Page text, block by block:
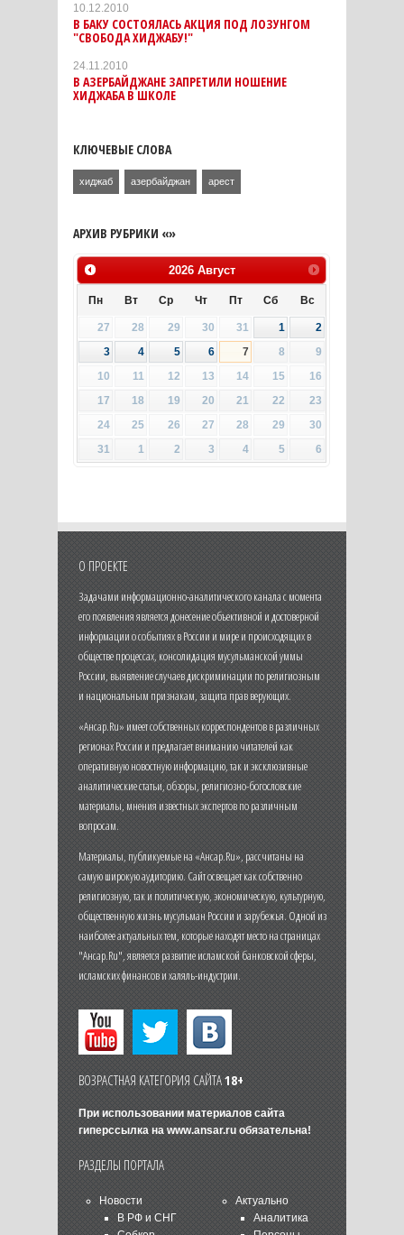
10.12.2010
В БАКУ СОСТОЯЛАСЬ АКЦИЯ ПОД ЛОЗУНГОМ
"СВОБОДА ХИДЖАБУ!"
24.11.2010
В АЗЕРБАЙДЖАНЕ ЗАПРЕТИЛИ НОШЕНИЕ
ХИДЖАБА В ШКОЛЕ
КЛЮЧЕВЫЕ СЛОВА
хиджаб азербайджан арест
АРХИВ РУБРИКИ «»
2026 Август
Пн Вт Ср Чт Пт Сб Вс
27 28 29 30 31 1
2
3
4 5 6 7 8
9
10
11 12 13 14 15
16
17
18 19 20 21 22
23
24
25 26 27 28 29
30
31
1 2 3 4 5 6
О ПРОЕКТЕ
Задачами информационно-аналитического канала с момента
его появления является донесение объективной и достоверной
информации о событиях в России и мире и происходящих в
обществе процессах, консолидация мусульманской уммы
России, выявление случаев дискриминации по религиозным
и национальным признакам, защита прав верующих.
«Ансар.Ru» имеет собственных корреспондентов в различных
регионах России и предлагает вниманию читателей как
оперативную новостную информацию, так и эксклюзивные
аналитические статьи, обзоры, религиозно-богословские
материалы, мнения известных экспертов по различным
вопросам.
Материалы, публикуемые на «Ансар.Ru», рассчитаны на
самую широкую аудиторию. Сайт освещает как собственно
религиозную, так и политическую, экономическую, культурную,
общественную жизнь мусульман России и зарубежья. Одной из
наиболее актуальных тем, которые находят место на страницах
"Ансар.Ru", является развитие исламской банковской сферы,
исламских финансов и халяль-индустрии.
ВОЗРАСТНАЯ КАТЕГОРИЯ САЙТА18+
При использовании материалов сайта
гиперссылка на www.ansar.ruобязательна!
РАЗДЕЛЫ ПОРТАЛА
Новости
В РФ и СНГ
Актуально
Аналитика